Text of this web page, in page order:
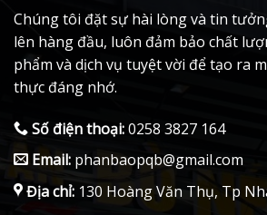
Chúng tôi đặt sự hài lòng và tin
lên hàng đầu, luôn đảm bảo chất
phẩm và dịch vụ tuyệt vời để tạo ra
thực đáng nhớ.
Số điện thoại:0258 3827 164
Email: phanbaopqb@gmail.com
Địa chỉ: 130 Hoàng Văn Thụ, Tp